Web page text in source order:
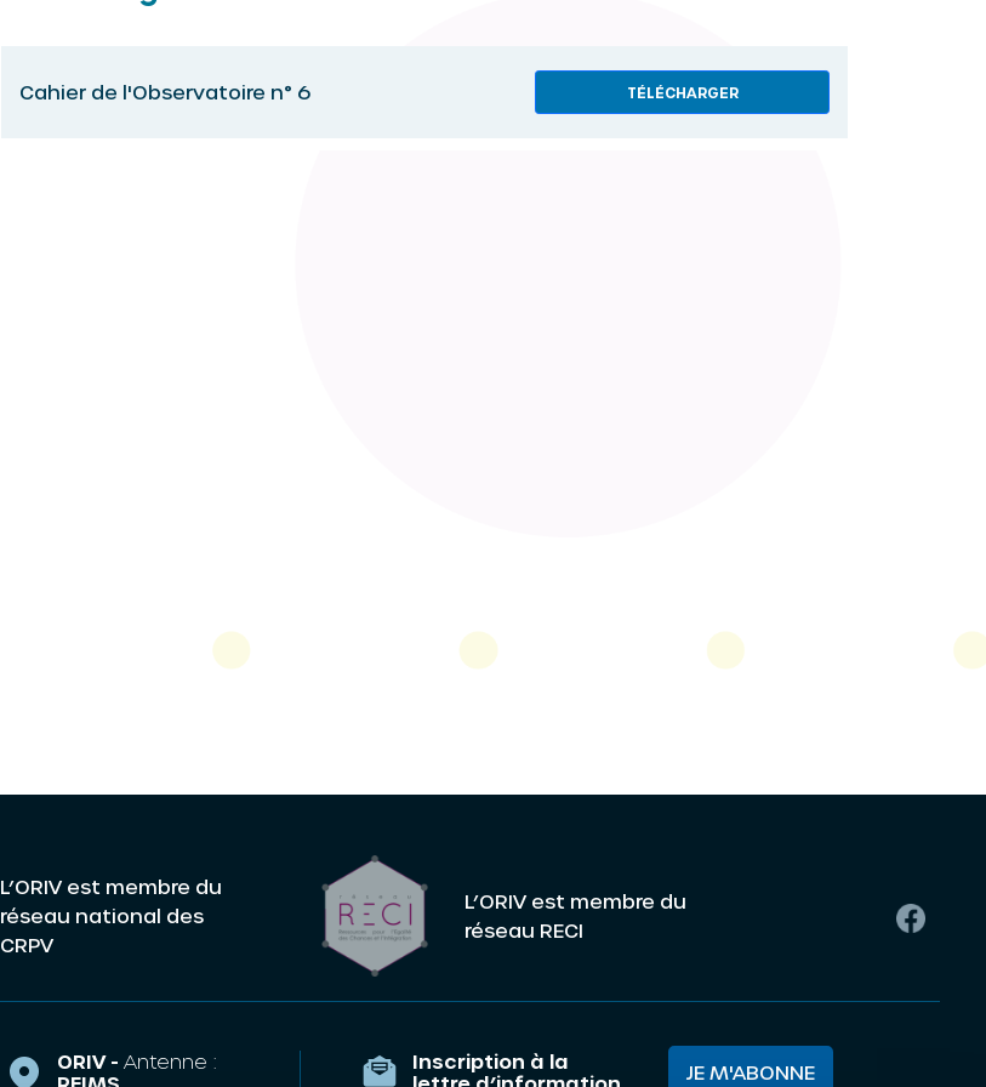
Cahier de l'Observatoire n° 6 TÉLÉCHARGER
L’ORIV est membre du
réseau national des
CRPV
L’ORIV est membre du
réseau RECI
ORIV -Antenne :
Inscription à la
JE M'ABONNE